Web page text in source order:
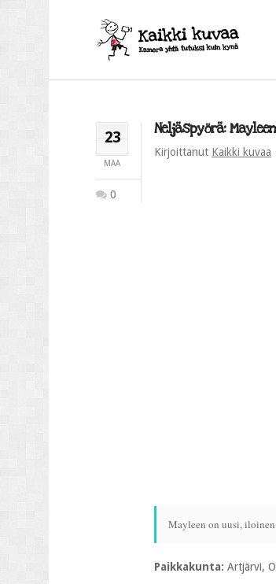
23
MAA
0
Neljäspyörä: Mayleen
Kirjoittanut Kaikki kuvaa
Mayleen on uusi,
Paikkakunta: Artjärvi,